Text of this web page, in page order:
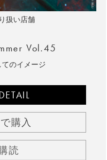
扱い店舗
Vol.45
のイメージ
購入
読